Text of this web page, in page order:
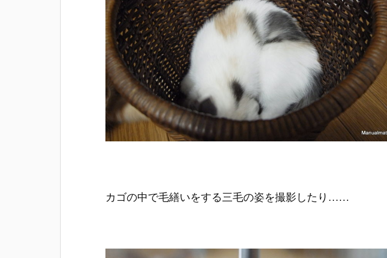
カゴの中で毛繕いをする三毛の姿を撮影したり……